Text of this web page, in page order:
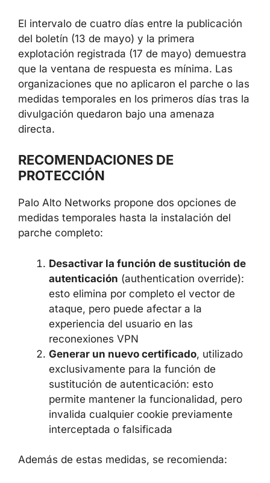
bypass de autenticación equivale a la
obtención de acceso VPN legítimo de un
empleado, con los privilegios de red
correspondientes y la posibilidad de
movimiento lateral.
El intervalo de cuatro días entre la publicación
del boletín (13 de mayo) y la primera
demuestra que la ventana de respuesta es
mínima. Las organizaciones que no aplicaron
primeros días tras la divulgación quedaron
bajo una amenaza directa.
PROTECCIÓN
Palo Alto Networks propone dos opciones de
medidas temporales hasta la instalación del
parche completo:
Desactivar la función de sustitución
de autenticación(authentication
override): esto elimina por completo el
vector de ataque, pero puede afectar a
la experiencia del usuario en las
reconexiones VPN
exclusivamente para la función de